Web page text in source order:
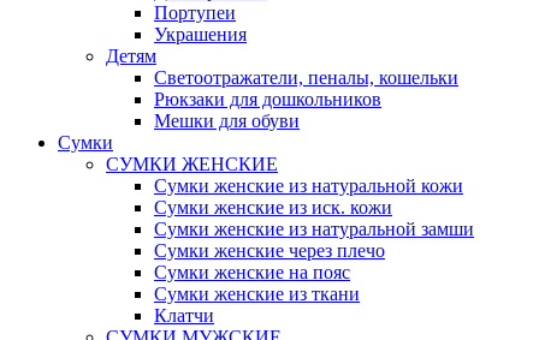
Портупеи
Украшения
Детям
Светоотражатели, пеналы, кошельки
Рюкзаки для дошкольников
Мешки для обуви
Сумки
СУМКИ ЖЕНСКИЕ
Сумки женские из натуральной кожи
Сумки женские из иск. кожи
Сумки женские из натуральной замши
Сумки женские через плечо
Сумки женские на пояс
Сумки женские из ткани
Клатчи